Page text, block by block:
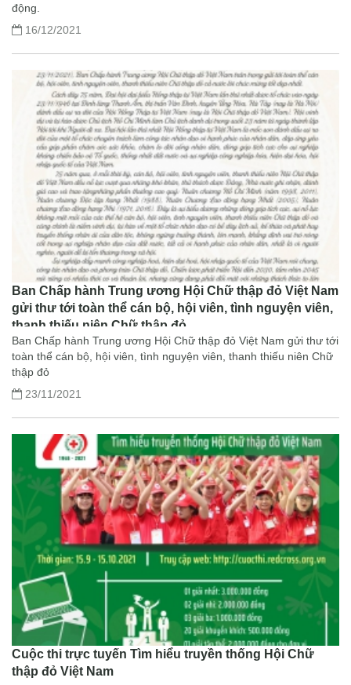
động.
16/12/2021
Ban Chấp hành Trung ương Hội Chữ thập đỏ Việt Nam
gửi thư tới toàn thể cán bộ, hội viên, tình nguyện viên,
thanh thiếu niên Chữ thập đỏ
Ban Chấp hành Trung ương Hội Chữ thập đỏ Việt Nam gửi thư tới
toàn thể cán bộ, hội viên, tình nguyện viên, thanh thiếu niên Chữ
thập đỏ
23/11/2021
Cuộc thi trực tuyến Tìm hiểu truyền thống Hội Chữ
thập đỏ Việt Nam